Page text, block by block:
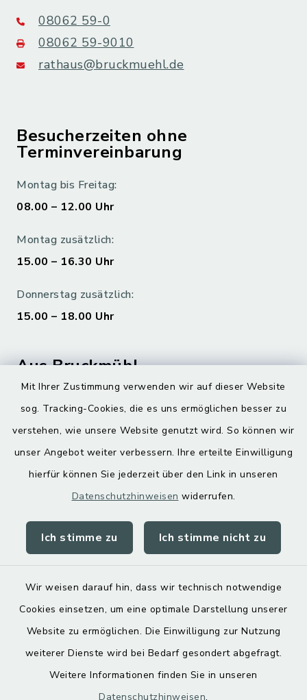
Mit Ihrer Zustimmung verwenden wir auf dieser Website
sog. Tracking-Cookies, die es uns ermöglichen besser zu
verstehen, wie unsere Website genutzt wird. So können wir
unser Angebot weiter verbessern. Ihre erteilte Einwilligung
hierfür können Sie jederzeit über den Link in unseren
Datenschutzhinweisen widerrufen.
Ich stimme zu Ich stimme nicht zu
Wir weisen darauf hin, dass wir technisch notwendige
Cookies einsetzen, um eine optimale Darstellung unserer
Website zu ermöglichen. Die Einwilligung zur Nutzung
weiterer Dienste wird bei Bedarf gesondert abgefragt.
Weitere Informationen finden Sie in unseren
Datenschutzhinweisen.
08062 59-0
08062 59-9010
rathaus@bruckmuehl.de
Besucherzeiten ohne
Terminvereinbarung
Montag bis Freitag:
08.00 – 12.00 Uhr
Montag zusätzlich:
15.00 – 16.30 Uhr
Donnerstag zusätzlich:
15.00 – 18.00 Uhr
Aus Bruckmühl
Digitaler Ortsplan
Kontakt
Datenschutz
Impressum
Sitemap